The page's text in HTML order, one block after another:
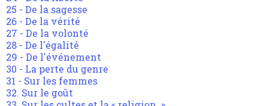
25 - De la sagesse
26 - De la vérité
27 - De la volonté
28 - De l'égalité
29 - De l'événement
30 - La perte du genre
31 - Sur les femmes
32. Sur le goût